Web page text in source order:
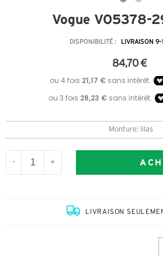
Vogue VO5378-
DISPONIBILITÉ : LIVRAISON 9-
84,70 €
Monture: lilas
- +
LIVRAISON